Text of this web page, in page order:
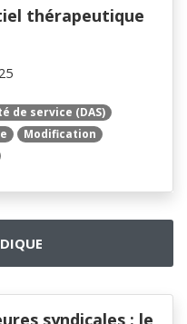
thérapeutique
de service (DAS)
Modification
syndicales : le